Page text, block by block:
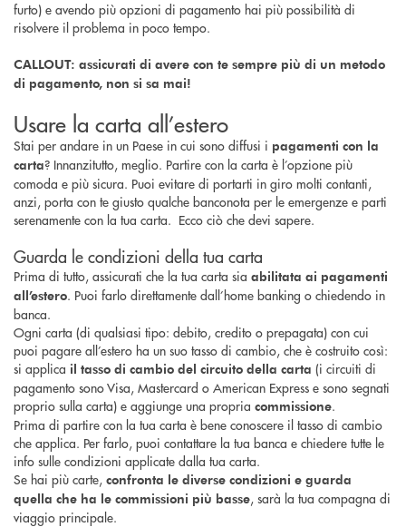
furto) e avendo più opzioni di pagamento hai più possibilità di
risolvere il problema in poco tempo.
CALLOUT: assicurati di avere con te sempre più di un metodo
di pagamento, non si sa mai!
Usare la carta all’estero
Stai per andare in un Paese in cui sono diffusi i pagamenti con la
carta? Innanzitutto, meglio. Partire con la carta è l’opzione più
comoda e più sicura. Puoi evitare di portarti in giro molti contanti,
anzi, porta con te giusto qualche banconota per le emergenze e parti
serenamente con la tua carta. Ecco ciò che devi sapere.
Guarda le condizioni della tua carta
Prima di tutto, assicurati che la tua carta sia abilitata ai pagamenti
all’estero. Puoi farlo direttamente dall’home banking o chiedendo in
banca.
Ogni carta (di qualsiasi tipo: debito, credito o prepagata) con cui
puoi pagare all’estero ha un suo tasso di cambio, che è costruito così:
si applica il tasso di cambio del circuito della carta (i circuiti di
pagamento sono Visa, Mastercard o American Express e sono segnati
proprio sulla carta) e aggiunge una propria commissione.
Prima di partire con la tua carta è bene conoscere il tasso di cambio
che applica. Per farlo, puoi contattare la tua banca e chiedere tutte le
info sulle condizioni applicate dalla tua carta.
Se hai più carte, confronta le diverse condizioni e guarda
quella che ha le commissioni più basse, sarà la tua compagna di
viaggio principale.